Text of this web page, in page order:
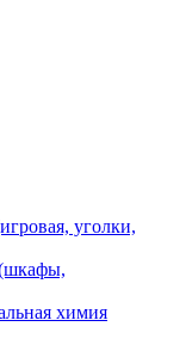
уголки,
химия